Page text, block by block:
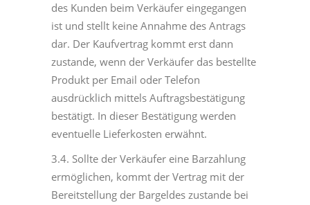
des Kunden beim Verkäufer eingegangen
ist und stellt keine Annahme des Antrags
dar. Der Kaufvertrag kommt erst dann
zustande, wenn der Verkäufer das bestellte
Produkt per Email oder Telefon
ausdrücklich mittels Auftragsbestätigung
bestätigt. In dieser Bestätigung werden
eventuelle Lieferkosten erwähnt.
3.4. Sollte der Verkäufer eine Barzahlung
ermöglichen, kommt der Vertrag mit der
Bereitstellung der Bargeldes zustande bei